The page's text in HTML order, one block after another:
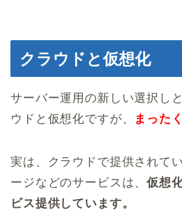
クラウドと仮想化
サーバー運用の新しい選択し
ウドと仮想化ですが、
まった
実は、クラウドで提供されて
ージなどのサービスは、仮想
ビス提供しています。